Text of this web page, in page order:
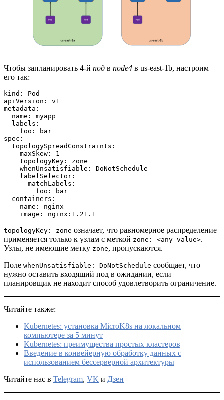
Чтобы запланировать 4-й под в node4 в us-east-1b, настроим
его так:
kind: Pod
apiVersion: v1
metadata:
  name: myapp
  labels:
    foo: bar
spec:
  topologySpreadConstraints:
  - maxSkew: 1
    topologyKey: zone
    whenUnsatisfiable: DoNotSchedule
    labelSelector:
      matchLabels:
        foo: bar
  containers:
  - name: nginx
    image: nginx:1.21.1
topologyKey: zone означает, что равномерное распределение
применяется только к узлам с меткой zone: <any value>.
Узлы, не имеющие метку zone, пропускаются.
Поле whenUnsatisfiable: DoNotSchedule сообщает, что
нужно оставить входящий под в ожидании, если
планировщик не находит способ удовлетворить ограничение.
Читайте также:
Kubernetes: установка MicroK8s на локальном
компьютере за 5 минут
Kubernetes: преимущества простых кластеров
Введение в конвейерную обработку данных с
использованием бессерверной архитектуры
Читайте нас в Telegram, VK и Дзен